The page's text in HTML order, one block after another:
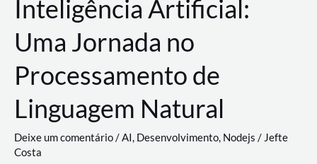
Inteligência Artificial:
Uma Jornada no
Processamento de
Linguagem Natural
Deixe um comentário/AI, Desenvolvimento, Nodejs / Jefte
Costa